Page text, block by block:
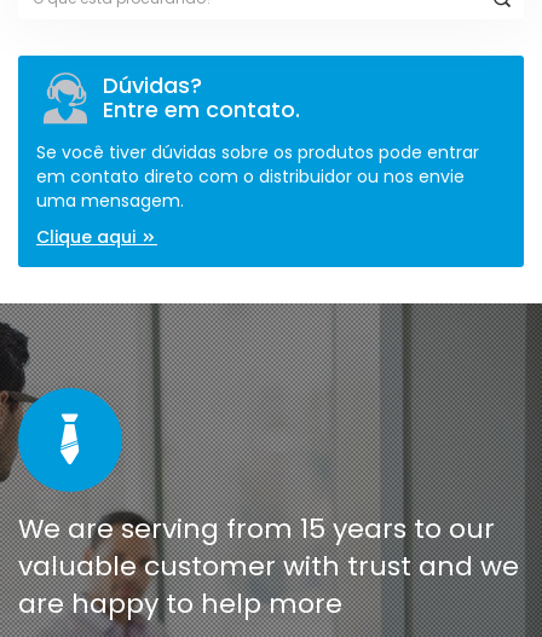
Dúvidas?
Entre em contato.
Se você tiver dúvidas sobre os produtos pode entrar
em contato direto com o distribuidor ou nos envie
uma mensagem.
Clique aqui
We are serving from 15 years to our
valuable customer with trust and we
are happy to help more